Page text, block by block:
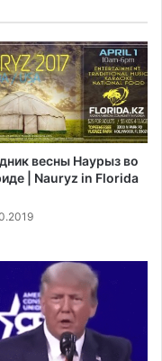
весны Наурыз во
| Nauryz in Florida